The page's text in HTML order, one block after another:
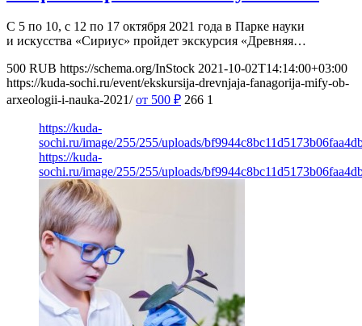
С 5 по 10, с 12 по 17 октября 2021 года в Парке науки
и искусства «Сириус» пройдет экскурсия «Древняя…
500 RUB https://schema.org/InStock 2021-10-02T14:14:00+03:00
https://kuda-sochi.ru/event/ekskursija-drevnjaja-fanagorija-mify-ob-
arxeologii-i-nauka-2021/ от 500 ₽ 266 1
https://kuda-
sochi.ru/image/255/255/uploads/
https://kuda-
sochi.ru/image/255/255/uploads/